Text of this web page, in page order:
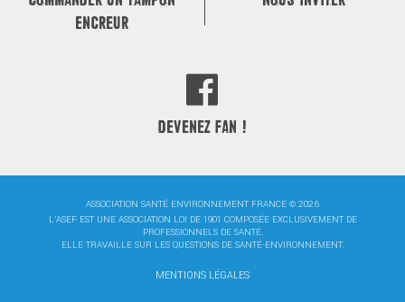
ENCREUR
DEVENEZ FAN !
ASSOCIATION SANTÉ ENVIRONNEMENT FRANCE © 2026
L'ASEF EST UNE ASSOCIATION LOI DE 1901 COMPOSÉE EXCLUSIVEMENT DE
PROFESSIONNELS DE SANTÉ.
ELLE TRAVAILLE SUR LES QUESTIONS DE SANTÉ-ENVIRONNEMENT.
MENTIONS LÉGALES